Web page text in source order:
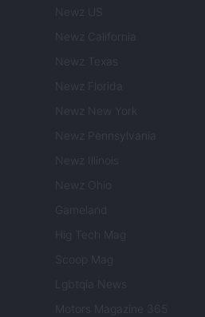
Newz US
Newz California
Newz Texas
Newz Florida
Newz New York
Newz Pennsylvania
Newz Illinois
Newz Ohio
Gameland
Hig Tech Mag
Scoop Mag
Lgbtqia News
Motors Magazine 365